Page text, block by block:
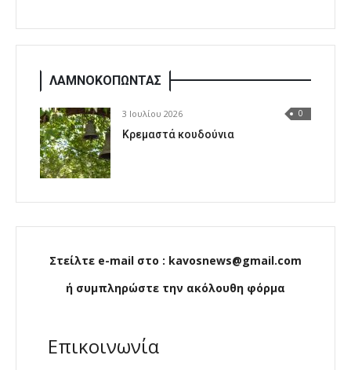
ΛΑΜΝΟΚΟΠΩΝΤΑΣ
3 Ιουλίου 2026 0
Κρεμαστά κουδούνια
Στείλτε e-mail στο : kavosnews@gmail.com
ή συμπληρώστε την ακόλουθη φόρμα
Επικοινωνία